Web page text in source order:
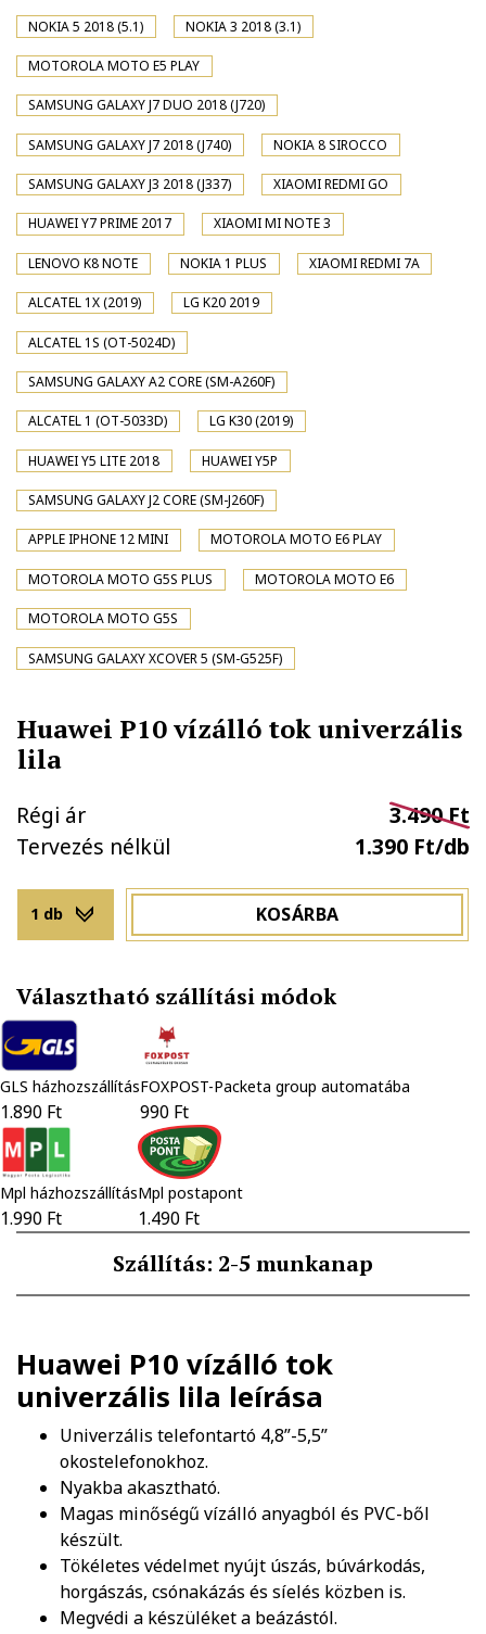
NOKIA 5 2018 (5.1) NOKIA 3 2018 (3.1)
MOTOROLA MOTO E5 PLAY
SAMSUNG GALAXY J7 DUO 2018 (J720)
SAMSUNG GALAXY J7 2018 (J740) NOKIA 8 SIROCCO
SAMSUNG GALAXY J3 2018 (J337) XIAOMI REDMI GO
HUAWEI Y7 PRIME 2017 XIAOMI MI NOTE 3
LENOVO K8 NOTE NOKIA 1 PLUS XIAOMI REDMI 7A
ALCATEL 1X (2019) LG K20 2019
ALCATEL 1S (OT-5024D)
SAMSUNG GALAXY A2 CORE (SM-A260F)
ALCATEL 1 (OT-5033D) LG K30 (2019)
HUAWEI Y5 LITE 2018 HUAWEI Y5P
SAMSUNG GALAXY J2 CORE (SM-J260F)
APPLE IPHONE 12 MINI MOTOROLA MOTO E6 PLAY
MOTOROLA MOTO G5S PLUS MOTOROLA MOTO E6
MOTOROLA MOTO G5S
SAMSUNG GALAXY XCOVER 5 (SM-G525F)
Huawei P10 vízálló tok univerzális
lila
Régi ár
3.490 Ft
Tervezés nélkül
1.390 Ft/db
1 db KOSÁRBA
Választható szállítási módok
GLS házhozszállítás
1.890 Ft
FOXPOST-Packeta group automatába
990 Ft
Mpl házhozszállítás
1.990 Ft
Mpl postapont
1.490 Ft
Szállítás: 2-5 munkanap
Huawei P10 vízálló tok
univerzális lila leírása
Univerzális telefontartó 4,8”-5,5”
okostelefonokhoz.
Nyakba akasztható.
Magas minőségű vízálló anyagból és PVC-ből
készült.
Tökéletes védelmet nyújt úszás, búvárkodás,
horgászás, csónakázás és síelés közben is.
Megvédi a készüléket a beázástól.